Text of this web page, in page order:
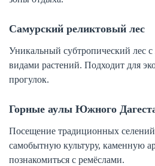
Самурский реликтовый лес
Уникальный субтропический лес
видами растений. Подходит для
прогулок.
Горные аулы Южного
Посещение традиционных селений
самобытную культуру, каменную
познакомиться с ремёслами.